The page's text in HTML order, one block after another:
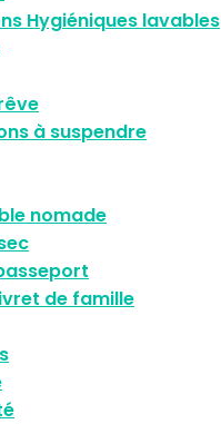
Hygiéniques lavables
à suspendre
nomade
de famille